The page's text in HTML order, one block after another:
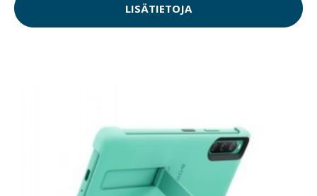
LISÄTIETOJA